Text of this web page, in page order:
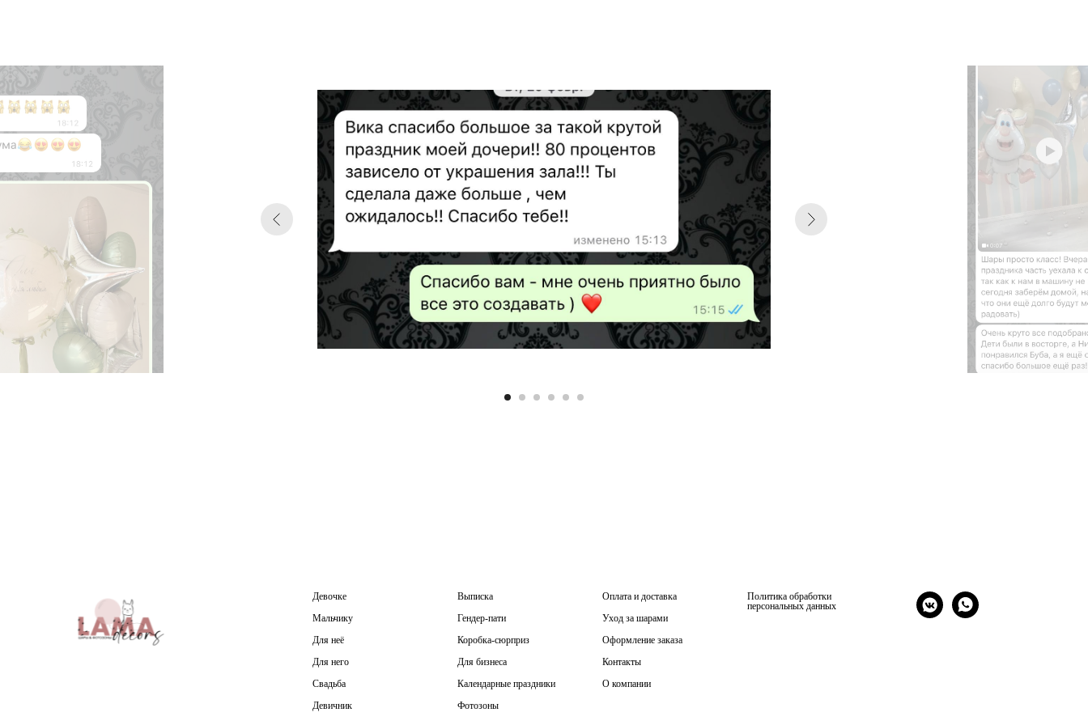
Девочке
Мальчику
Для неё
Для него
Свадьба
Девичник
Выписка
Гендер-пати
Коробка-сюрприз
Для бизнеса
Календарные праздники
Фотозоны
Оплата и доставка
Уход за шарами
Оформление заказа
Контакты
О компании
Политика обработки
персональных данных